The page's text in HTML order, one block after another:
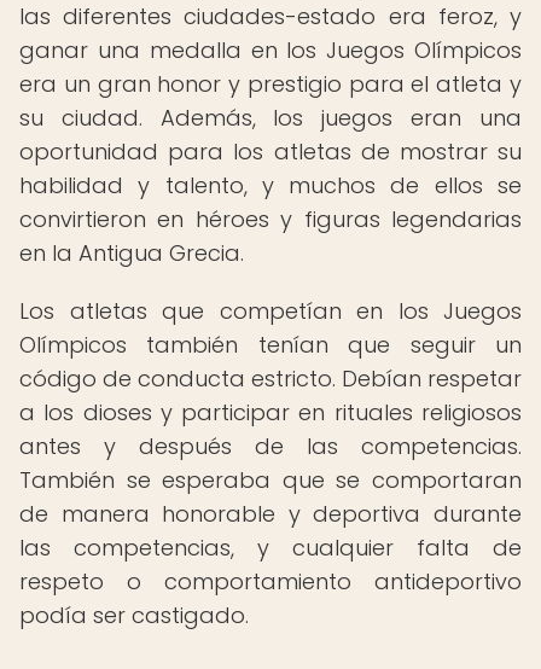
las diferentes ciudades-estado era feroz, y
ganar una medalla en los Juegos Olímpicos
era un gran honor y prestigio para el atleta y
su ciudad. Además, los juegos eran una
oportunidad para los atletas de mostrar su
habilidad y talento, y muchos de ellos se
convirtieron en héroes y figuras legendarias
en la Antigua Grecia.
Los atletas que competían en los Juegos
Olímpicos también tenían que seguir un
código de conducta estricto. Debían respetar
a los dioses y participar en rituales religiosos
antes y después de las competencias.
También se esperaba que se comportaran
de manera honorable y deportiva durante
las competencias, y cualquier falta de
respeto o comportamiento antideportivo
podía ser castigado.